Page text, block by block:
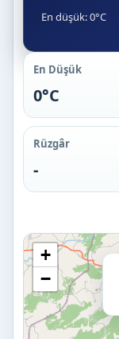
En düşük: 0°C
En Düşük
0°C
Rüzgâr
-
+
−